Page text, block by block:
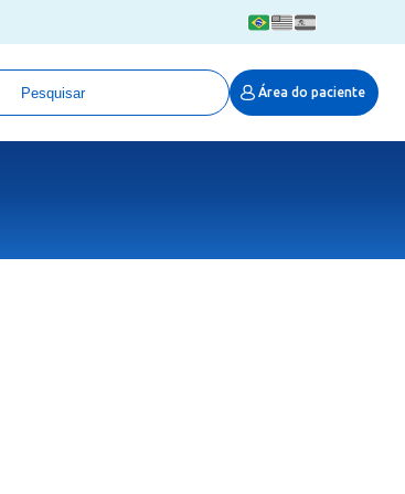
Área do paciente
Unidades
Qualidade e Segurança em saúde